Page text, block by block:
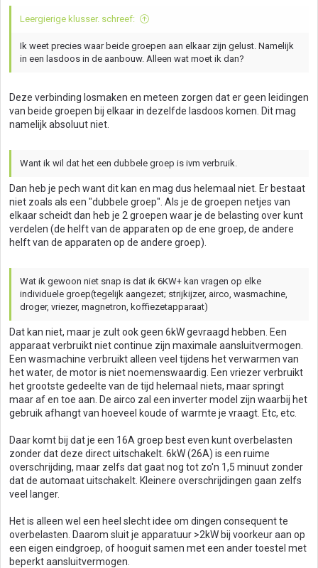
Leergierige klusser. schreef:
Ik weet precies waar beide groepen aan elkaar zijn gelust. Namelijk
in een lasdoos in de aanbouw. Alleen wat moet ik dan?
Deze verbinding losmaken en meteen zorgen dat er geen leidingen
van beide groepen bij elkaar in dezelfde lasdoos komen. Dit mag
namelijk absoluut niet.
Want ik wil dat het een dubbele groep is ivm verbruik.
Dan heb je pech want dit kan en mag dus helemaal niet. Er bestaat
niet zoals als een "dubbele groep". Als je de groepen netjes van
elkaar scheidt dan heb je 2 groepen waar je de belasting over kunt
verdelen (de helft van de apparaten op de ene groep, de andere
helft van de apparaten op de andere groep).
Wat ik gewoon niet snap is dat ik 6KW+ kan vragen op elke
individuele groep(tegelijk aangezet; strijkijzer, airco, wasmachine,
droger, vriezer, magnetron, koffiezetapparaat)
Dat kan niet, maar je zult ook geen 6kW gevraagd hebben. Een
apparaat verbruikt niet continue zijn maximale aansluitvermogen.
Een wasmachine verbruikt alleen veel tijdens het verwarmen van
het water, de motor is niet noemenswaardig. Een vriezer verbruikt
het grootste gedeelte van de tijd helemaal niets, maar springt
maar af en toe aan. De airco zal een inverter model zijn waarbij het
gebruik afhangt van hoeveel koude of warmte je vraagt. Etc, etc.
Daar komt bij dat je een 16A groep best even kunt overbelasten
zonder dat deze direct uitschakelt. 6kW (26A) is een ruime
overschrijding, maar zelfs dat gaat nog tot zo'n 1,5 minuut zonder
dat de automaat uitschakelt. Kleinere overschrijdingen gaan zelfs
veel langer.
Het is alleen wel een heel slecht idee om dingen consequent te
overbelasten. Daarom sluit je apparatuur >2kW bij voorkeur aan op
een eigen eindgroep, of hooguit samen met een ander toestel met
beperkt aansluitvermogen.